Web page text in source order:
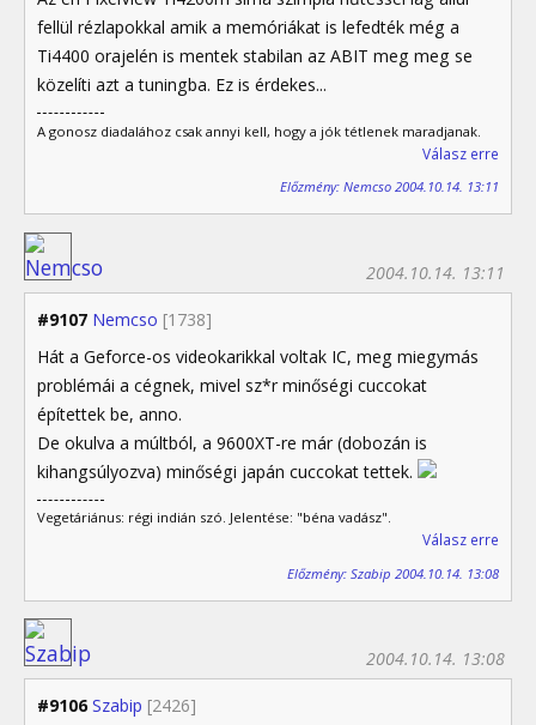
fellül rézlapokkal amik a memóriákat is lefedték még a
Ti4400 orajelén is mentek stabilan az ABIT meg meg se
közelíti azt a tuningba. Ez is érdekes...
A gonosz diadalához csak annyi kell, hogy a jók tétlenek maradjanak.
Válasz erre
Előzmény: Nemcso 2004.10.14. 13:11
#9107 Nemcso [1738]
2004.10.14. 13:11
Hát a Geforce-os videokarikkal voltak IC, meg miegymás
problémái a cégnek, mivel sz*r minőségi cuccokat
építettek be, anno.
De okulva a múltból, a 9600XT-re már (dobozán is
kihangsúlyozva) minőségi japán cuccokat tettek.
Vegetáriánus: régi indián szó. Jelentése: "béna vadász".
Válasz erre
Előzmény: Szabip 2004.10.14. 13:08
#9106 Szabip [2426]
2004.10.14. 13:08